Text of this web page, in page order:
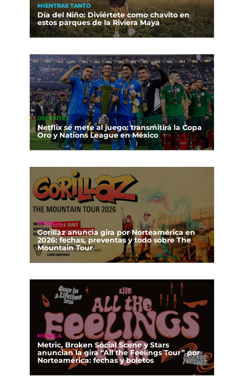
MIENTRAS TANTO
Día del Niño: Diviértete como chavito en
estos parques de la Riviera Maya
DEPORTES
Netflix se mete al juego: transmitirá la Copa
Oro y Nations League en México
MÚSICA
Gorillaz anuncia gira por Norteamérica en
2026: fechas, preventas y todo sobre The
Mountain Tour
MÚSICA
Metric, Broken Social Scene y Stars
anuncian la gira “All the Feelings Tour” por
Norteamérica: fechas y boletos